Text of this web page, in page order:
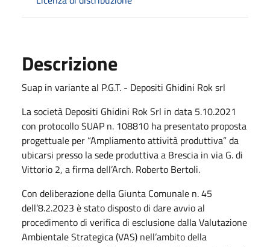
Descrizione
Suap in variante al P.G.T. - Depositi Ghidini Rok srl
La società Depositi Ghidini Rok Srl in data 5.10.2021
con protocollo SUAP n. 108810 ha presentato proposta
progettuale per “Ampliamento attività produttiva” da
ubicarsi presso la sede produttiva a Brescia in via G. di
Vittorio 2, a firma dell’Arch. Roberto Bertoli.
Con deliberazione della Giunta Comunale n. 45
dell’8.2.2023 è stato disposto di dare avvio al
procedimento di verifica di esclusione dalla Valutazione
Ambientale Strategica (VAS) nell’ambito della